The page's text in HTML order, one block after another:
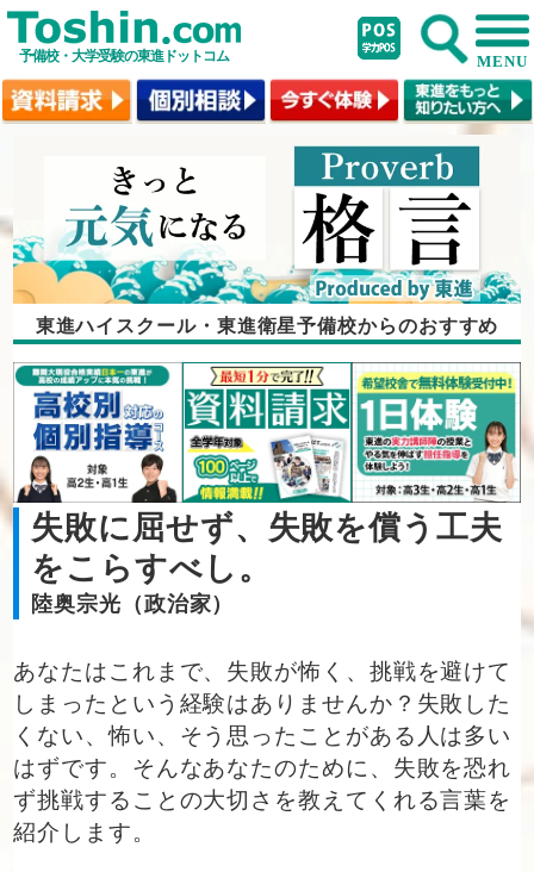
予備校・大学受験の東進ドットコム MENU
東進ハイスクール・東進衛星予備校からのおすすめ
失敗に屈せず、失敗を償う工夫
をこらすべし。
陸奥宗光（政治家）
あなたはこれまで、失敗が怖く、挑戦を避けて
しまったという経験はありませんか？失敗した
くない、怖い、そう思ったことがある人は多い
はずです。そんなあなたのために、失敗を恐れ
ず挑戦することの大切さを教えてくれる言葉を
紹介します。